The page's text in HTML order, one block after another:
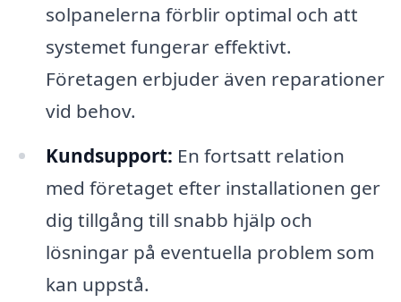
solpanelerna förblir optimal och att
systemet fungerar effektivt.
Företagen erbjuder även reparationer
vid behov.
Kundsupport: En fortsatt relation
med företaget efter installationen ger
dig tillgång till snabb hjälp och
lösningar på eventuella problem som
kan uppstå.